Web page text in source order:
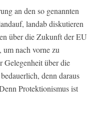
an den so genannten
landab diskutieren
über die Zukunft der EU
um nach vorne zu
Gelegenheit über die
denn daraus
Protektionismus ist